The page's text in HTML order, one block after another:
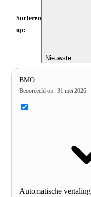
Sorteren
op:
Nieuwste
BMO
Beoordeeld op : 31 mei 2026
Automatische vertaling